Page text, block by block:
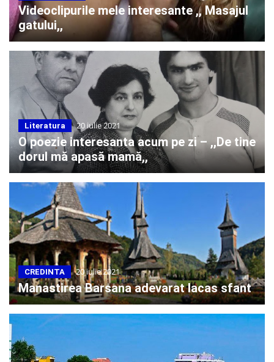
Videoclipurile mele interesante ,, Masajul
gatului,,
Literatura 20 iulie 2021
O poezie interesanta acum pe zi – ,,De tine
dorul mă apasă mamă,,
CREDINTA 20 iulie 2021
Manastirea Barsana adevarat lacas sfant